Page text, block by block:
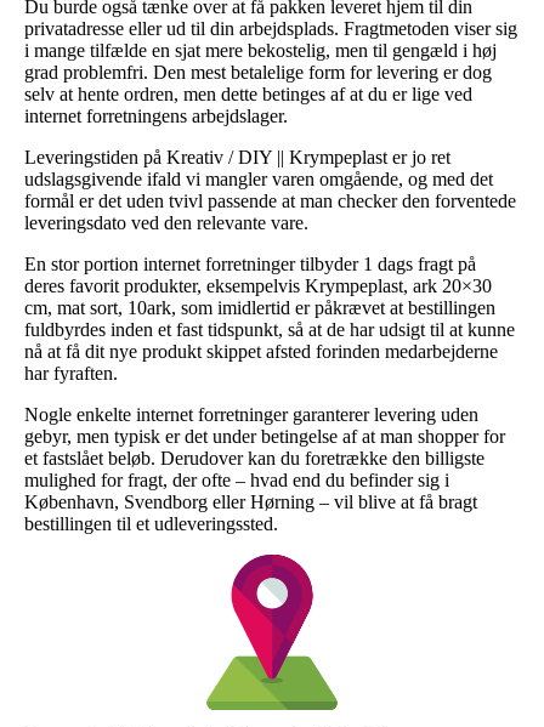
Du burde også tænke over at få pakken leveret hjem til din
privatadresse eller ud til din arbejdsplads. Fragtmetoden viser sig
i mange tilfælde en sjat mere bekostelig, men til gengæld i høj
grad problemfri. Den mest betalelige form for levering er dog
selv at hente ordren, men dette betinges af at du er lige ved
internet forretningens arbejdslager.
Leveringstiden på Kreativ / DIY || Krympeplast er jo ret
udslagsgivende ifald vi mangler varen omgående, og med det
formål er det uden tvivl passende at man checker den forventede
leveringsdato ved den relevante vare.
En stor portion internet forretninger tilbyder 1 dags fragt på
deres favorit produkter, eksempelvis Krympeplast, ark 20×30
cm, mat sort, 10ark, som imidlertid er påkrævet at bestillingen
fuldbyrdes inden et fast tidspunkt, så at de har udsigt til at kunne
nå at få dit nye produkt skippet afsted forinden medarbejderne
har fyraften.
Nogle enkelte internet forretninger garanterer levering uden
gebyr, men typisk er det under betingelse af at man shopper for
et fastslået beløb. Derudover kan du foretrække den billigste
mulighed for fragt, der ofte – hvad end du befinder sig i
København, Svendborg eller Hørning – vil blive at få bragt
bestillingen til et udleveringssted.